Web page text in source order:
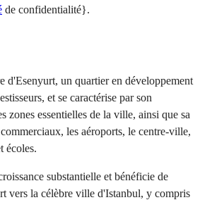
de confidentialité}.
d'Esenyurt, un quartier en développement
et se caractérise par son
zones essentielles de la ville, ainsi que sa
les aéroports, le centre-ville,
écoles.
substantielle et bénéficie de
vers la célèbre ville d'Istanbul, y compris